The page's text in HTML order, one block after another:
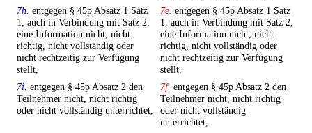
7h. entgegen § 45p Absatz 1 Satz
1, auch in Verbindung mit Satz 2,
eine Information nicht, nicht
richtig, nicht vollständig oder
nicht rechtzeitig zur Verfügung
stellt,
7e. entgegen § 45p Absatz 1 Satz
1, auch in Verbindung mit Satz 2,
eine Information nicht, nicht
richtig, nicht vollständig oder
nicht rechtzeitig zur Verfügung
stellt,
7i. entgegen § 45p Absatz 2 den
Teilnehmer nicht, nicht richtig
oder nicht vollständig unterrichtet,
7f. entgegen § 45p Absatz 2 den
Teilnehmer nicht, nicht richtig
oder nicht vollständig
unterrichtet,